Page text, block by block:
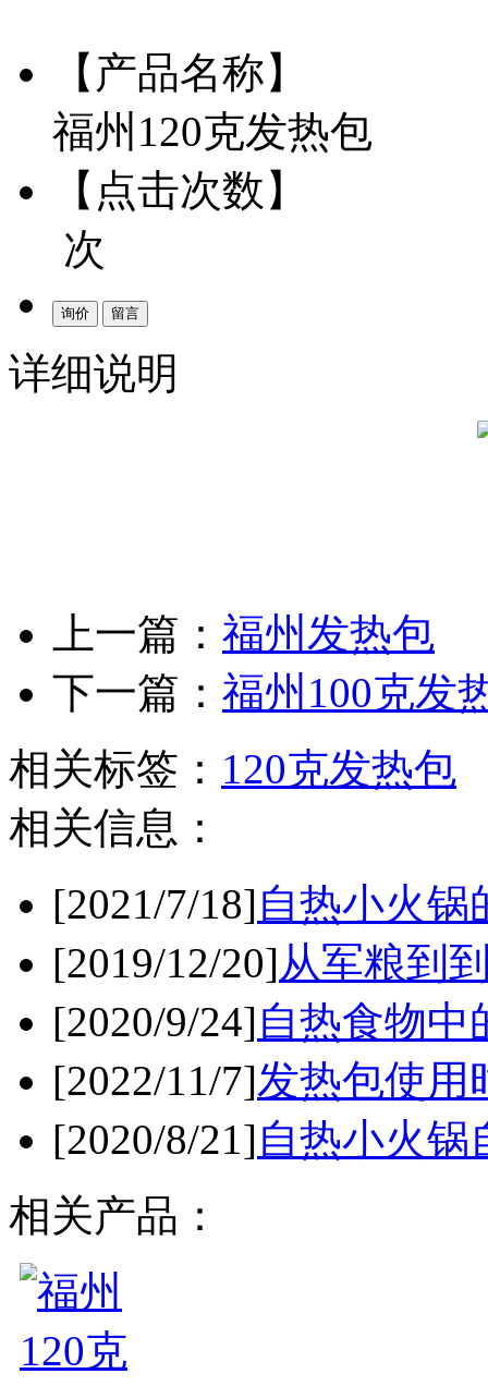
【产品名称】
福州120克发热包
【点击次数】
次
询价 留言
详细说明
上一篇： 福州发热包
下一篇： 福州100克发
相关标签： 120克发热包
相关信息：
[2021/7/18]自热小火锅
[2019/12/20]从军粮到
[2020/9/24]自热食物中
[2022/11/7]发热包使用
[2020/8/21]自热小火锅
相关产品：